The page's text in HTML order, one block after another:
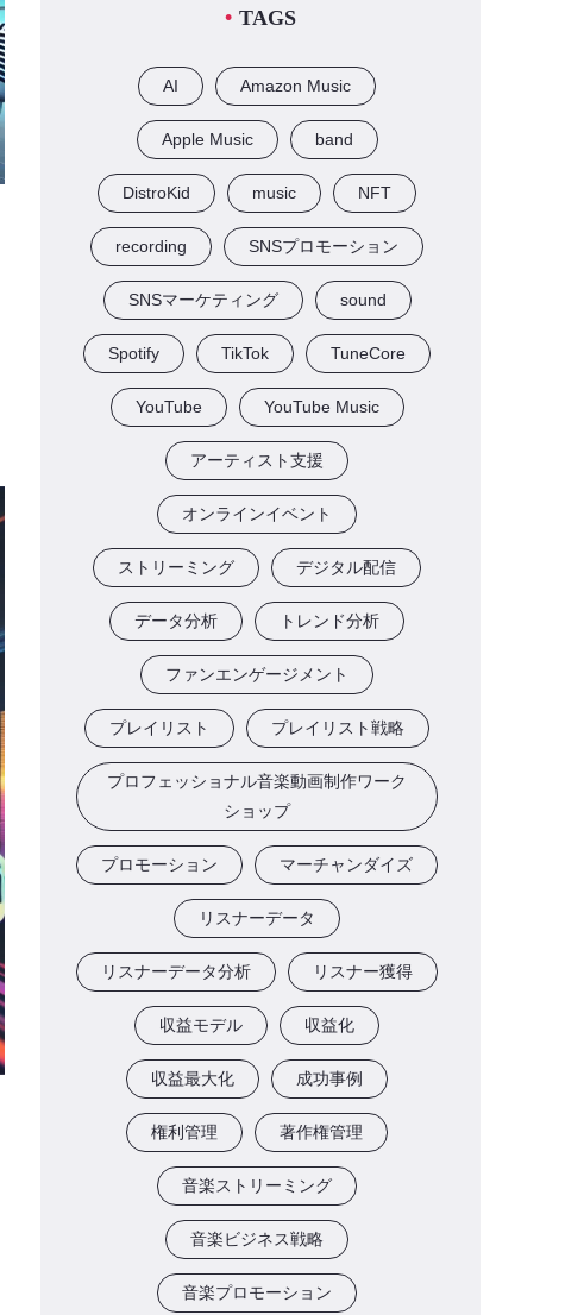
TAGS
AI Amazon Music
Apple Music band
DistroKid music NFT
recording SNSプロモーション
SNSマーケティング sound
Spotify TikTok TuneCore
YouTube YouTube Music
アーティスト支援
オンラインイベント
ストリーミング デジタル配信
データ分析 トレンド分析
ファンエンゲージメント
プレイリスト プレイリスト戦略
プロフェッショナル音楽動画制作ワーク
ショップ
プロモーション マーチャンダイズ
リスナーデータ
リスナーデータ分析 リスナー獲得
収益モデル 収益化
収益最大化 成功事例
権利管理 著作権管理
音楽ストリーミング
音楽ビジネス戦略
音楽プロモーション